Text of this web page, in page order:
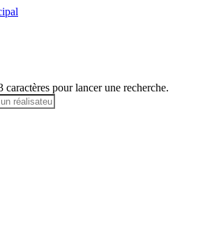
caractères pour lancer une recherche.